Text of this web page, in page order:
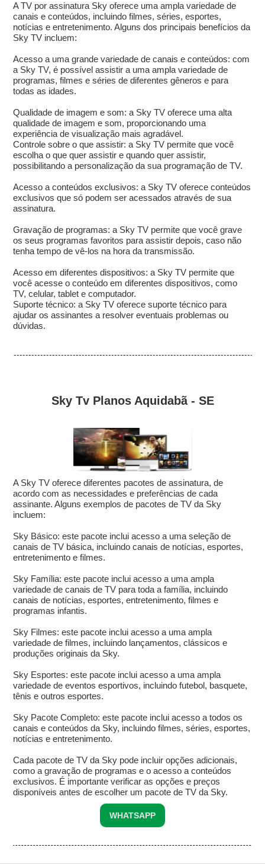
A TV por assinatura Sky oferece uma ampla variedade de
canais e conteúdos, incluindo filmes, séries, esportes,
notícias e entretenimento. Alguns dos principais benefícios da
Sky TV incluem:
Acesso a uma grande variedade de canais e conteúdos: com
a Sky TV, é possível assistir a uma ampla variedade de
programas, filmes e séries de diferentes gêneros e para
todas as idades.
Qualidade de imagem e som: a Sky TV oferece uma alta
qualidade de imagem e som, proporcionando uma
experiência de visualização mais agradável.
Controle sobre o que assistir: a Sky TV permite que você
escolha o que quer assistir e quando quer assistir,
possibilitando a personalização da sua programação de TV.
Acesso a conteúdos exclusivos: a Sky TV oferece conteúdos
exclusivos que só podem ser acessados através de sua
assinatura.
Gravação de programas: a Sky TV permite que você grave
os seus programas favoritos para assistir depois, caso não
tenha tempo de vê-los na hora da transmissão.
Acesso em diferentes dispositivos: a Sky TV permite que
você acesse o conteúdo em diferentes dispositivos, como
TV, celular, tablet e computador.
Suporte técnico: a Sky TV oferece suporte técnico para
ajudar os assinantes a resolver eventuais problemas ou
dúvidas.
Sky Tv Planos Aquidabã - SE
A Sky TV oferece diferentes pacotes de assinatura, de
acordo com as necessidades e preferências de cada
assinante. Alguns exemplos de pacotes de TV da Sky
incluem:
Sky Básico: este pacote inclui acesso a uma seleção de
canais de TV básica, incluindo canais de notícias, esportes,
entretenimento e filmes.
Sky Família: este pacote inclui acesso a uma ampla
variedade de canais de TV para toda a família, incluindo
canais de notícias, esportes, entretenimento, filmes e
programas infantis.
Sky Filmes: este pacote inclui acesso a uma ampla
variedade de filmes, incluindo lançamentos, clássicos e
produções originais da Sky.
Sky Esportes: este pacote inclui acesso a uma ampla
variedade de eventos esportivos, incluindo futebol, basquete,
tênis e outros esportes.
Sky Pacote Completo: este pacote inclui acesso a todos os
canais e conteúdos da Sky, incluindo filmes, séries, esportes,
notícias e entretenimento.
Cada pacote de TV da Sky pode incluir opções adicionais,
como a gravação de programas e o acesso a conteúdos
exclusivos. É importante verificar as opções e preços
disponíveis antes de escolher um pacote de TV da Sky.
WHATSAPP